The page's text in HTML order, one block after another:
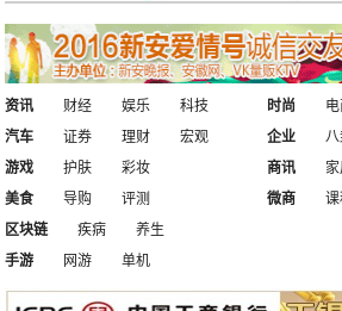
资讯 财经 娱乐
科技
汽车
证券 理财 宏观
时尚
企业
游戏
护肤
彩妆
美食
导购 评测
商讯
微商
区块链
疾病
养生
手游
网游 单机